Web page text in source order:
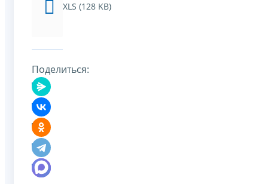
XLS (128 KB)
Поделиться: